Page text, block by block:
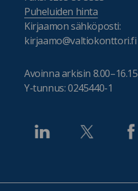
Puheluiden hinta
Kirjaamon sähköposti:
kirjaamo@valtiokonttori.fi
Avoinna arkisin 8.00–16.15
Y-tunnus: 0245440-1